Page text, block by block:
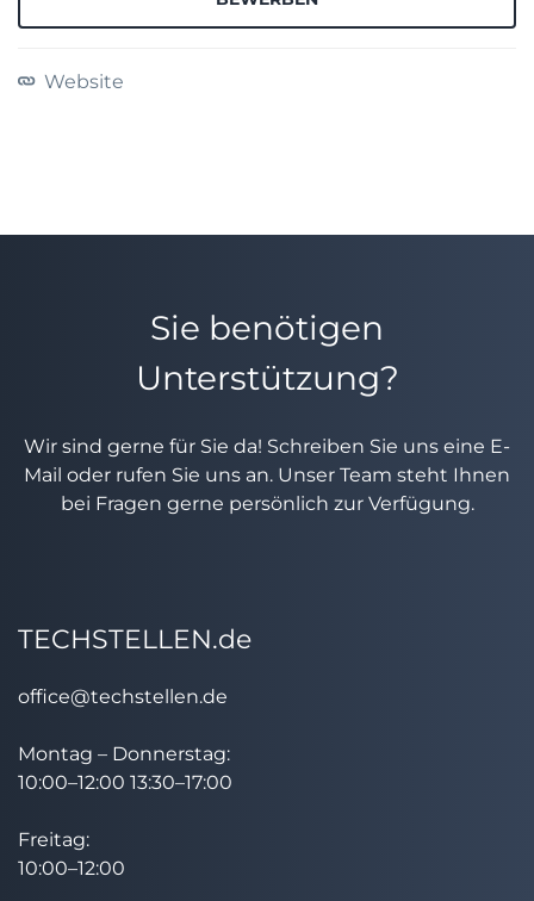
Website
Sie benötigen
Unterstützung?
Wir sind gerne für Sie da! Schreiben Sie uns eine E-
Mail oder rufen Sie uns an. Unser Team steht Ihnen
bei Fragen gerne persönlich zur Verfügung.
TECHSTELLEN.de
office@techstellen.de
Montag – Donnerstag:
10:00–12:00 13:30–17:00
Freitag:
10:00–12:00